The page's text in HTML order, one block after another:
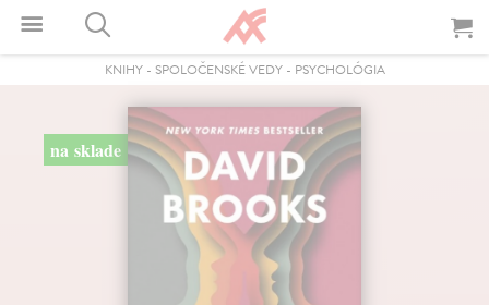
KNIHY- SPOLOČENSKÉ VEDY- PSYCHOLÓGIA
na sklade